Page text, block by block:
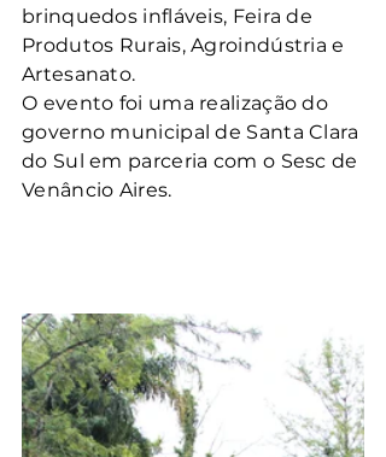
brinquedos infláveis, Feira de
Produtos Rurais, Agroindústria e
Artesanato.
O evento foi uma realização do
governo municipal de Santa Clara
do Sul em parceria com o Sesc de
Venâncio Aires.